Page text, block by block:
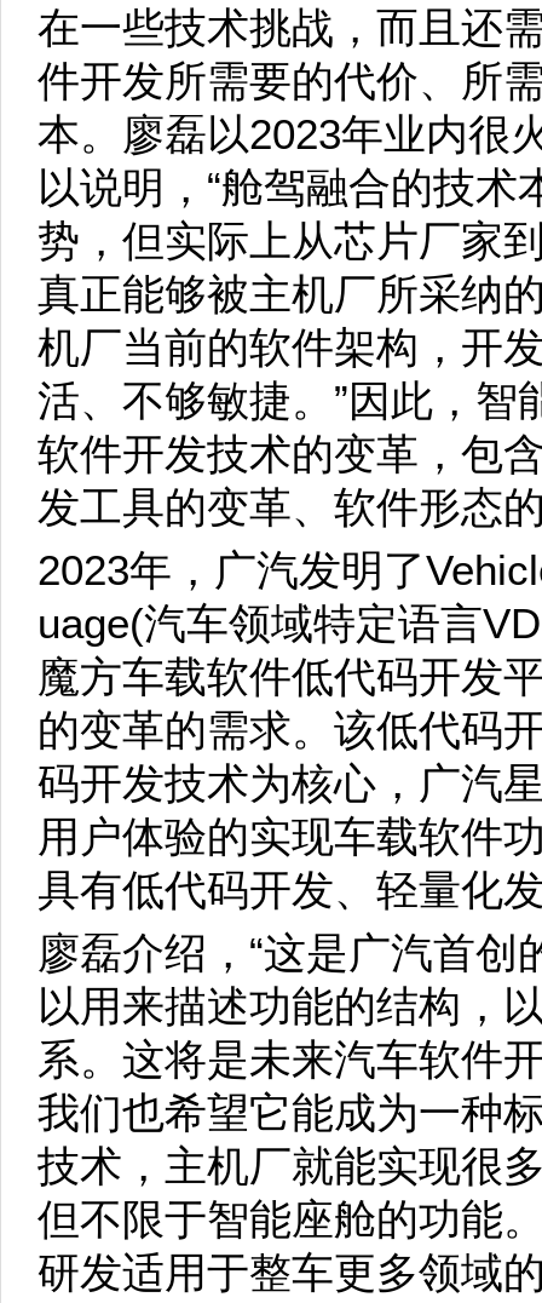
在一些技术挑战，而且还
件开发所需要的代价、所
本。廖磊以2023年业内很
以说明，“舱驾融合的技
势，但实际上从芯片厂家
真正能够被主机厂所采纳
机厂当前的软件架构，开
活、不够敏捷。”因此，智
软件开发技术的变革，包
发工具的变革、软件形态
2023年，广汽发明了
uage(汽车领域特定语言
魔方车载软件低代码开发
的变革的需求。该低代码
码开发技术为核心，广汽
用户体验的实现车载软件
具有低代码开发、轻量化
廖磊介绍，“这是广汽首
以用来描述功能的结构，
系。这将是未来汽车软件
我们也希望它能成为一种
技术，主机厂就能实现很
但不限于智能座舱的功能
研发适用于整车更多领域